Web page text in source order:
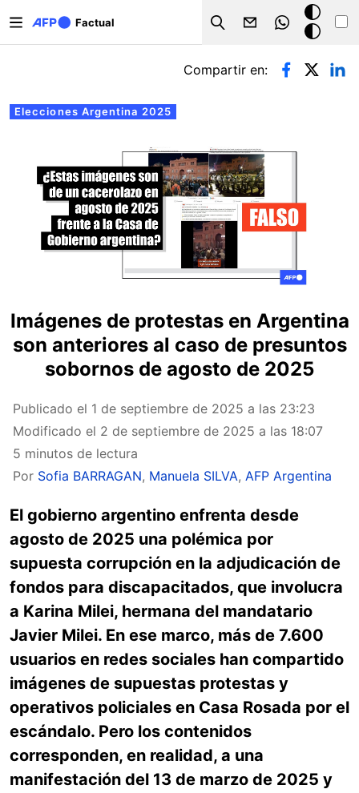
Factual
Search
Modo
oscuro
Solapas principales
Elecciones Argentina 2025
Compartir en:
Imágenes de protestas en Argentina
son anteriores al caso de presuntos
sobornos de agosto de 2025
Publicado el 1 de septiembre de 2025 a las 23:23
Modificado el 2 de septiembre de 2025 a las 18:07
5 minutos de lectura
Por Sofia BARRAGAN, Manuela SILVA, AFP Argentina
El gobierno argentino enfrenta desde
agosto de 2025 una polémica por
supuesta corrupción en la adjudicación de
fondos para discapacitados, que involucra
a Karina Milei, hermana del mandatario
Javier Milei. En ese marco, más de 7.600
usuarios en redes sociales han compartido
imágenes de supuestas protestas y
operativos policiales en Casa Rosada por el
escándalo. Pero los contenidos
corresponden, en realidad, a una
manifestación del 13 de marzo de 2025 y